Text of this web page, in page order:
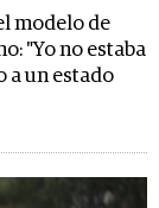
modelo de
"Yo no estaba
a un estado